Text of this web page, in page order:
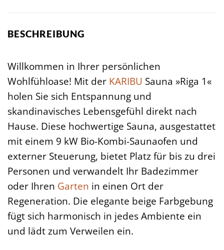
BESCHREIBUNG
Willkommen in Ihrer persönlichen
Wohlfühloase! Mit der KARIBU Sauna »Riga 1«
holen Sie sich Entspannung und
skandinavisches Lebensgefühl direkt nach
Hause. Diese hochwertige Sauna, ausgestattet
mit einem 9 kW Bio-Kombi-Saunaofen und
externer Steuerung, bietet Platz für bis zu drei
Personen und verwandelt Ihr Badezimmer
oder Ihren Garten in einen Ort der
Regeneration. Die elegante beige Farbgebung
fügt sich harmonisch in jedes Ambiente ein
und lädt zum Verweilen ein.